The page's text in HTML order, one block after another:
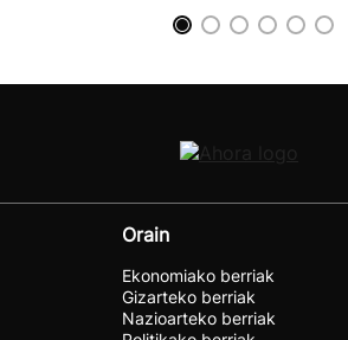
Orain
Ekonomiako berriak
Gizarteko berriak
Nazioarteko berriak